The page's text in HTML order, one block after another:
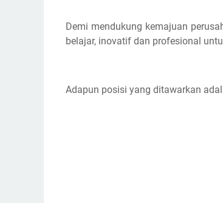
Demi mendukung kemajuan
belajar, inovatif dan profesional
Adapun posisi yang ditawarkan